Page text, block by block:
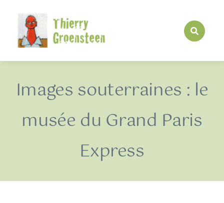
contenu
Images souterraines : le
musée du Grand Paris
Express